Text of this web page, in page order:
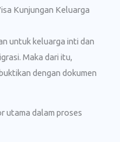
Kunjungan Keluarga
untuk keluarga inti dan
Maka dari itu,
dengan dokumen
utama dalam proses